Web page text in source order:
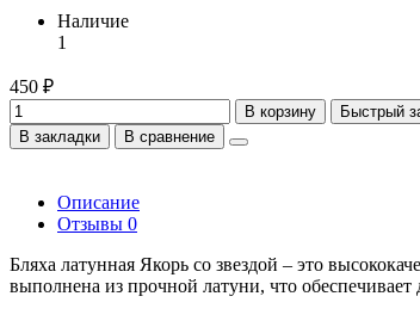
Наличие
1
450 ₽
В корзину
Быстрый
В закладки
В сравнение
Описание
Отзывы 0
Бляха латунная Якорь со звездой – это
выполнена из прочной латуни, что